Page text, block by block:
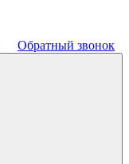
Обратный звонок